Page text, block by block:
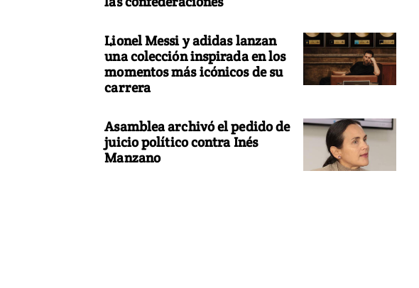
Lionel Messi y adidas lanzan
una colección inspirada en los
momentos más icónicos de su
carrera
Asamblea archivó el pedido de
juicio político contra Inés
Manzano